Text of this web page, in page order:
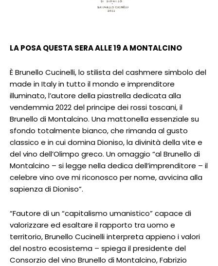
LA POSA QUESTA SERA ALLE 19 A MONTALCINO
È Brunello Cucinelli, lo stilista del cashmere simbolo del
made in Italy in tutto il mondo e imprenditore
illuminato, l’autore della piastrella dedicata alla
vendemmia 2022 del principe dei rossi toscani, il
Brunello di Montalcino. Una mattonella essenziale su
sfondo totalmente bianco, che rimanda al gusto
classico e in cui domina Dioniso, la divinità della vite e
del vino dell’Olimpo greco. Un omaggio “al Brunello di
Montalcino – si legge nella dedica dell’imprenditore – il
celebre vino ove mi riconosco per nome, avvicina alla
sapienza di Dioniso”.
“Fautore di un “capitalismo umanistico” capace di
valorizzare ed esaltare il rapporto tra uomo e
territorio, Brunello Cucinelli interpreta appieno i valori
del nostro ecosistema – spiega il presidente del
Consorzio del vino Brunello di Montalcino, Fabrizio